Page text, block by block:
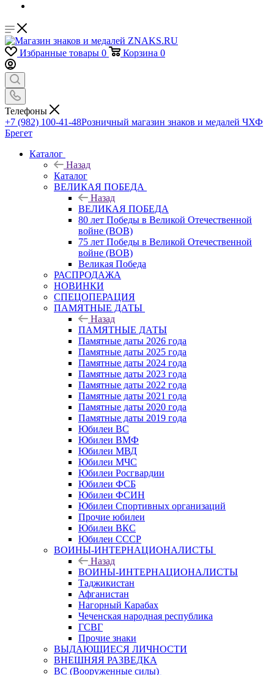
Избранные товары 0 Корзина 0
Телефоны
+7 (982) 100-41-48Розничный магазин знаков и медалей ЧХФ
Брегет
Каталог
Назад
Каталог
ВЕЛИКАЯ ПОБЕДА
Назад
ВЕЛИКАЯ ПОБЕДА
80 лет Победы в Великой Отечественной
войне (ВОВ)
75 лет Победы в Великой Отечественной
войне (ВОВ)
Великая Победа
РАСПРОДАЖА
НОВИНКИ
СПЕЦОПЕРАЦИЯ
ПАМЯТНЫЕ ДАТЫ
Назад
ПАМЯТНЫЕ ДАТЫ
Памятные даты 2026 года
Памятные даты 2025 года
Памятные даты 2024 года
Памятные даты 2023 года
Памятные даты 2022 года
Памятные даты 2021 года
Памятные даты 2020 года
Памятные даты 2019 года
Юбилеи ВС
Юбилеи ВМФ
Юбилеи МВД
Юбилеи МЧС
Юбилеи Росгвардии
Юбилеи ФСБ
Юбилеи ФСИН
Юбилеи Спортивных организаций
Прочие юбилеи
Юбилеи ВКС
Юбилеи СССР
ВОИНЫ-ИНТЕРНАЦИОНАЛИСТЫ
Назад
ВОИНЫ-ИНТЕРНАЦИОНАЛИСТЫ
Таджикистан
Афганистан
Нагорный Карабах
Чеченская народная республика
ГСВГ
Прочие знаки
ВЫДАЮЩИЕСЯ ЛИЧНОСТИ
ВНЕШНЯЯ РАЗВЕДКА
ВС (Вооруженные силы)